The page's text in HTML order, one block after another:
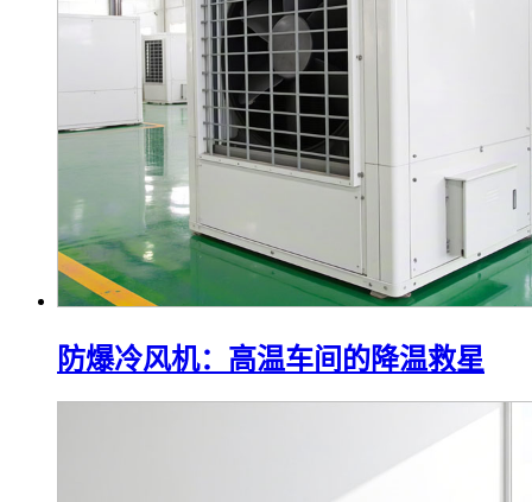
防爆冷风机：高温车间的降温救星